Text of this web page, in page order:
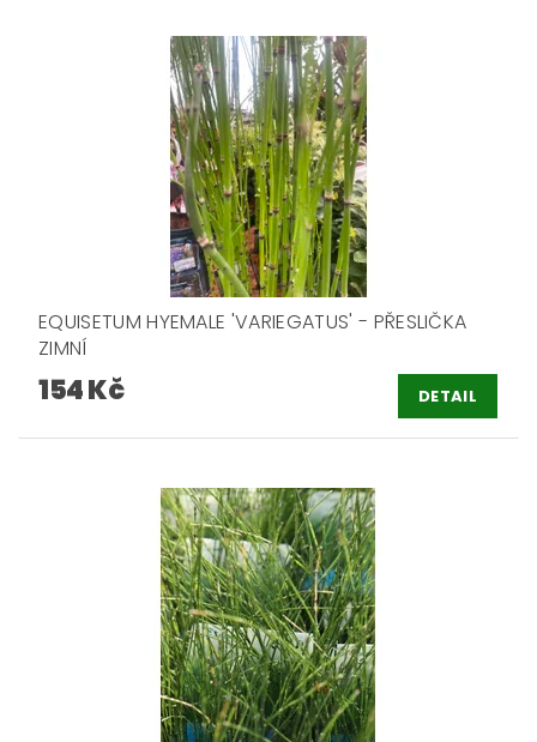
EQUISETUM HYEMALE 'VARIEGATUS' - PŘESLIČKA
ZIMNÍ
154 Kč DETAIL